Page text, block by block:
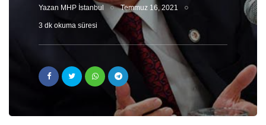
Yazan MHP İstanbul Temmuz 16, 2021
3 dk okuma süresi